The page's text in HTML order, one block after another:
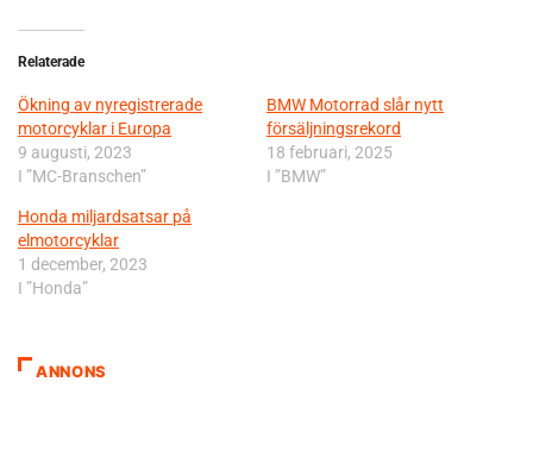
Relaterade
Ökning av nyregistrerade
motorcyklar i Europa
9 augusti, 2023
I ”MC-Branschen”
BMW Motorrad slår nytt
försäljningsrekord
18 februari, 2025
I ”BMW”
Honda miljardsatsar på
elmotorcyklar
1 december, 2023
I ”Honda”
ANNONS